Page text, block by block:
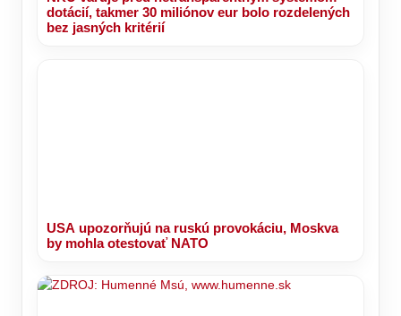
dotácií, takmer 30 miliónov eur bolo rozdelených
bez jasných kritérií
USA upozorňujú na ruskú provokáciu, Moskva
by mohla otestovať NATO